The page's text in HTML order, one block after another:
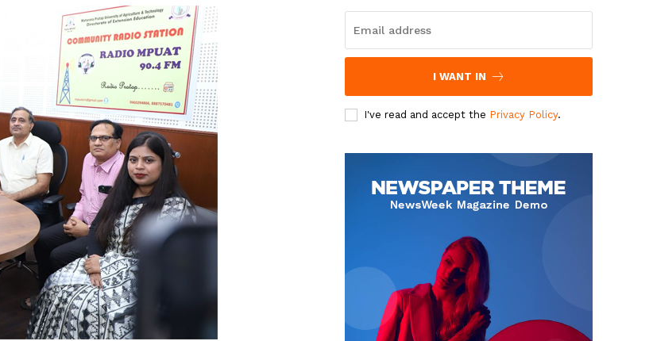
I WANT IN
I've read and accept the Privacy Policy.